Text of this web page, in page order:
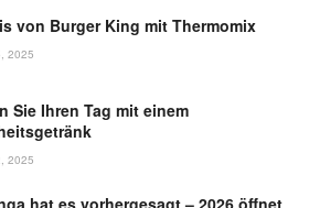
von Burger King mit Thermomix
2025
Sie Ihren Tag mit einem
2025
hat es vorhergesagt – 2026 öffnet